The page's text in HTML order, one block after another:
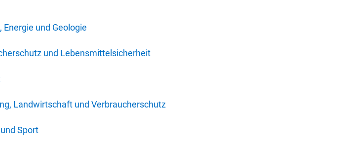
und Geologie
und Lebensmittelsicherheit
Landwirtschaft und Verbraucherschutz
Sport